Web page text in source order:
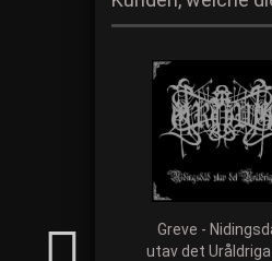
Greve -
utav det Uråldriga